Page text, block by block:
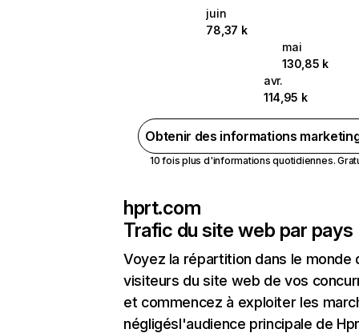
juin
78,37 k
mai
130,85 k
avr.
114,95 k
Obtenir des informations
10 fois plus d'informations quotidiennes.
hprt.com
Trafic du site web par pays
Voyez la répartition dans le monde
visiteurs du site web de vos
et commencez à exploiter les
négligésl'audience principale de